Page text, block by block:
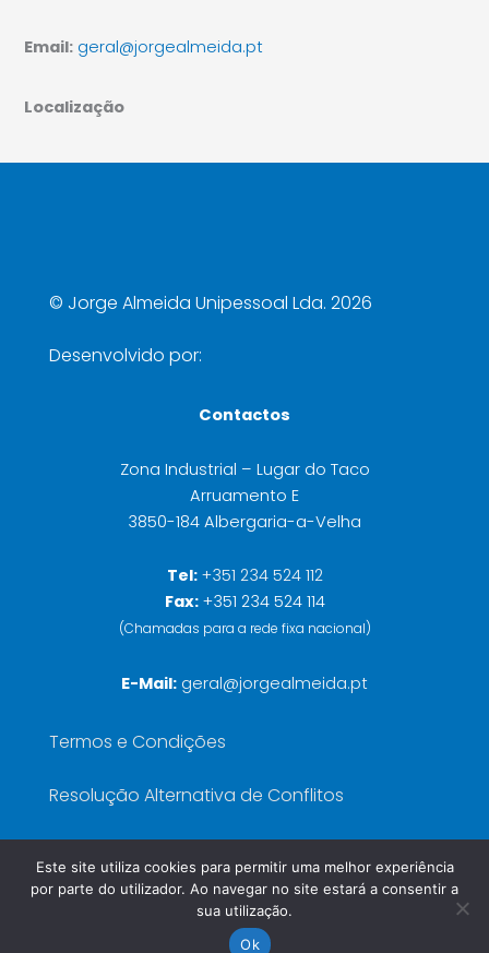
Email: geral@jorgealmeida.pt
Localização
© Jorge Almeida Unipessoal Lda. 2026
Desenvolvido por:
Contactos
Zona Industrial – Lugar do Taco
Arruamento E
3850-184 Albergaria-a-Velha
Tel: +351 234 524 112
Fax:+351 234 524 114
(Chamadas para a rede fixa nacional)
E-Mail: geral@jorgealmeida.pt
Termos e Condições
Resolução Alternativa de Conflitos
Livro de Reclamações
Este site utiliza cookies para permitir uma melhor experiência
por parte do utilizador. Ao navegar no site estará a consentir a
sua utilização.
Ok